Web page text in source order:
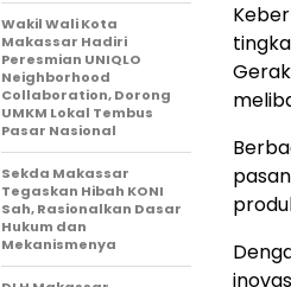
Wakil Wali Kota
Makassar Hadiri
Peresmian UNIQLO
Neighborhood
Collaboration, Dorong
UMKM Lokal Tembus
Pasar Nasional
Sekda Makassar
Tegaskan Hibah KONI
Sah, Rasionalkan Dasar
Hukum dan
Mekanismenya